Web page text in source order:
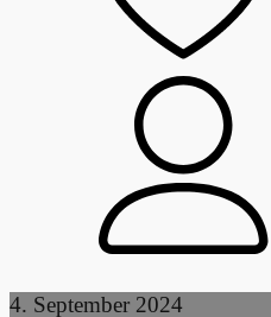
4. September 2024